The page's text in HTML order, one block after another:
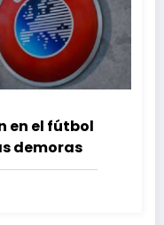
en el fútbol
demoras